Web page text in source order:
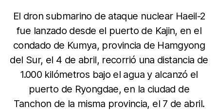
El dron submarino de ataque nuclear Haeil-2
fue lanzado desde el puerto de Kajin, en el
condado de Kumya, provincia de Hamgyong
del Sur, el 4 de abril, recorrió una distancia de
1.000 kilómetros bajo el agua y alcanzó el
puerto de Ryongdae, en la ciudad de
Tanchon de la misma provincia, el 7 de abril.